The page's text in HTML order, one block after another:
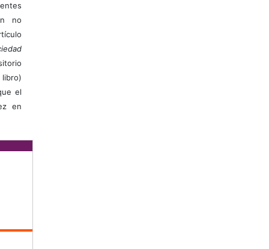
no
el
en